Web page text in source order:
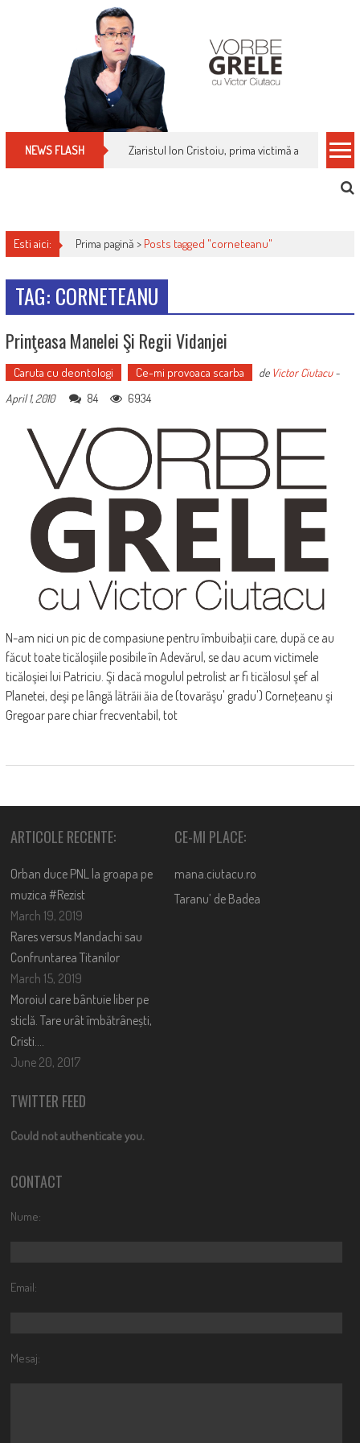
NEWS FLASH Ziaristul Ion Cristoiu, prima victimă a noi
Esti aici: Prima pagină > Posts tagged "corneteanu"
TAG: CORNETEANU
Prinţeasa Manelei Şi Regii Vidanjei
Caruta cu deontologi Ce-mi provoaca scarba de Victor Ciutacu-
April 1, 2010
84 6934
N-am nici un pic de compasiune pentru îmbuibaţii care, după ce au
făcut toate ticăloşiile posibile în Adevărul, se dau acum victimele
ticăloşiei lui Patriciu. Şi dacă mogulul petrolist ar fi ticălosul şef al
Planetei, deşi pe lângă lătrăii ăia de (tovarăşu' gradu') Corneţeanu şi
Gregoar pare chiar frecventabil, tot
ARTICOLE RECENTE:
Orban duce PNL la groapa pe
muzica #Rezist
March 19, 2019
Rares versus Mandachi sau
Confruntarea Titanilor
March 15, 2019
Moroiul care bântuie liber pe
sticlă. Tare urât îmbătrânești,
Cristi….
June 20, 2017
CE-MI PLACE:
mana.ciutacu.ro
Taranu’ de Badea
TWITTER FEED
Could not authenticate you.
CONTACT
Nume:
Email:
Mesaj: